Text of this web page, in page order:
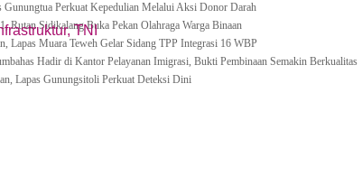
Gunungtua Perkuat Kepedulian Melalui Aksi Donor Darah
Rutan Sidikalang Buka Pekan Olahraga Warga Binaan
Lapas Muara Teweh Gelar Sidang TPP Integrasi 16 WBP
Hadir di Kantor Pelayanan Imigrasi, Bukti Pembinaan Semakin Berkualitas
Lapas Gunungsitoli Perkuat Deteksi Dini
,TNI